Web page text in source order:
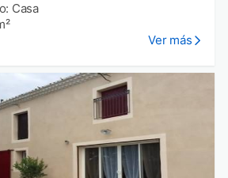
Casa
Ver más